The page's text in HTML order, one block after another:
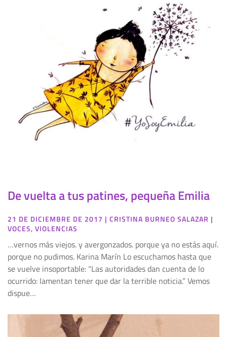
De vuelta a tus patines, pequeña Emilia
21 DE DICIEMBRE DE 2017 | CRISTINA BURNEO SALAZAR |
VOCES, VIOLENCIAS
…vernos más viejos. y avergonzados. porque ya no estás aquí.
porque no pudimos. Karina Marín Lo escuchamos hasta que
se vuelve insoportable: “Las autoridades dan cuenta de lo
ocurrido: lamentan tener que dar la terrible noticia.” Vemos
dispue…